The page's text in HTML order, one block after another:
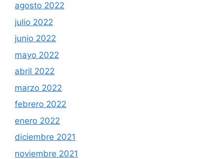
agosto 2022
julio 2022
junio 2022
mayo 2022
abril 2022
marzo 2022
febrero 2022
enero 2022
diciembre 2021
noviembre 2021